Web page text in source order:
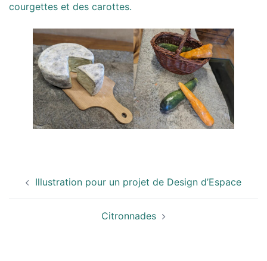
courgettes et des carottes.
d’article
Illustration pour un projet de Design d’Espace
Citronnades